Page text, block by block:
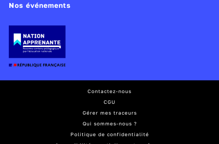
Nos événements
Contactez-nous
CGU
Gérer mes traceurs
Qui sommes-nous ?
Politique de confidentialité